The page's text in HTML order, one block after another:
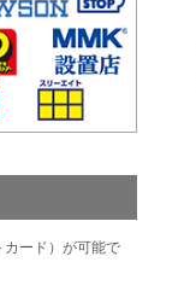
ード）が可能で